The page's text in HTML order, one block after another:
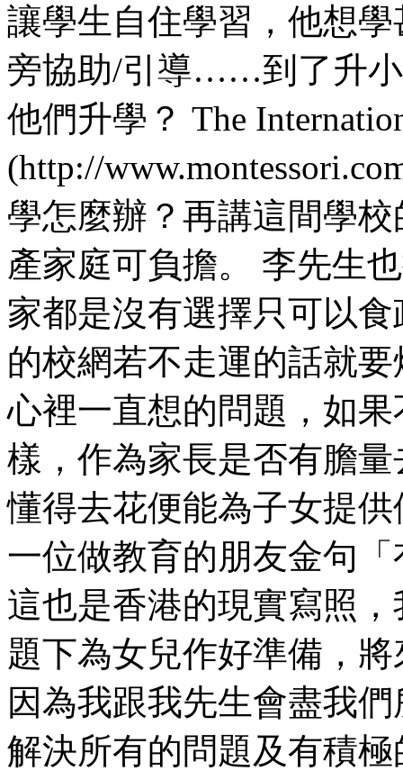
讓學生自住學習，他想
旁協助/引導……到了升小
他們升學？ The
(http://
學怎麼辦？再講這間學
產家庭可負擔。 李先生
家都是沒有選擇只可以
的校網若不走運的話就
心裡一直想的問題，如
樣，作為家長是否有膽
懂得去花便能為子女提
一位做教育的朋友金句
這也是香港的現實寫照
題下為女兒作好準備，
因為我跟我先生會盡我
解決所有的問題及有積